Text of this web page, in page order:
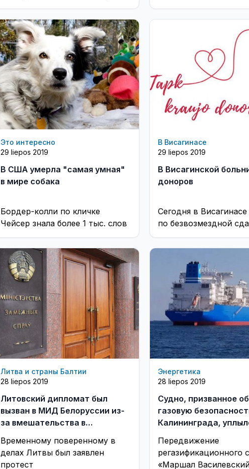
колеснице?
журнала ...
Это интересно
29 liepos 2019
В США умерла "самая умная"
в мире собака
Бордер-колли по кличке
Чейсер знала более 1 тыс. слов
В Висагинасе
29 liepos 2019
В Висагинской
доноров
Сегодня в
по безвозмездной
Литва и страны Балтии
28 liepos 2019
Литовский дипломат был
вызван в МИД Белоруссии из-
за вмешательства в
Временному поверенному в
делах Литвы был заявлен
протест
Энергетика
28 liepos 2019
Судно, призванное
газовую
Калининграда,
Передвижение
регазификационного
«Маршал